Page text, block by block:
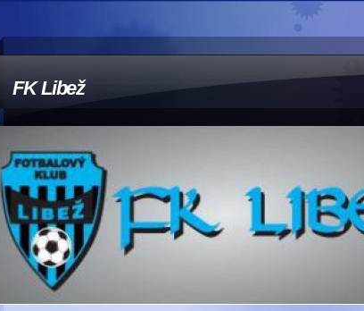
FK Libež